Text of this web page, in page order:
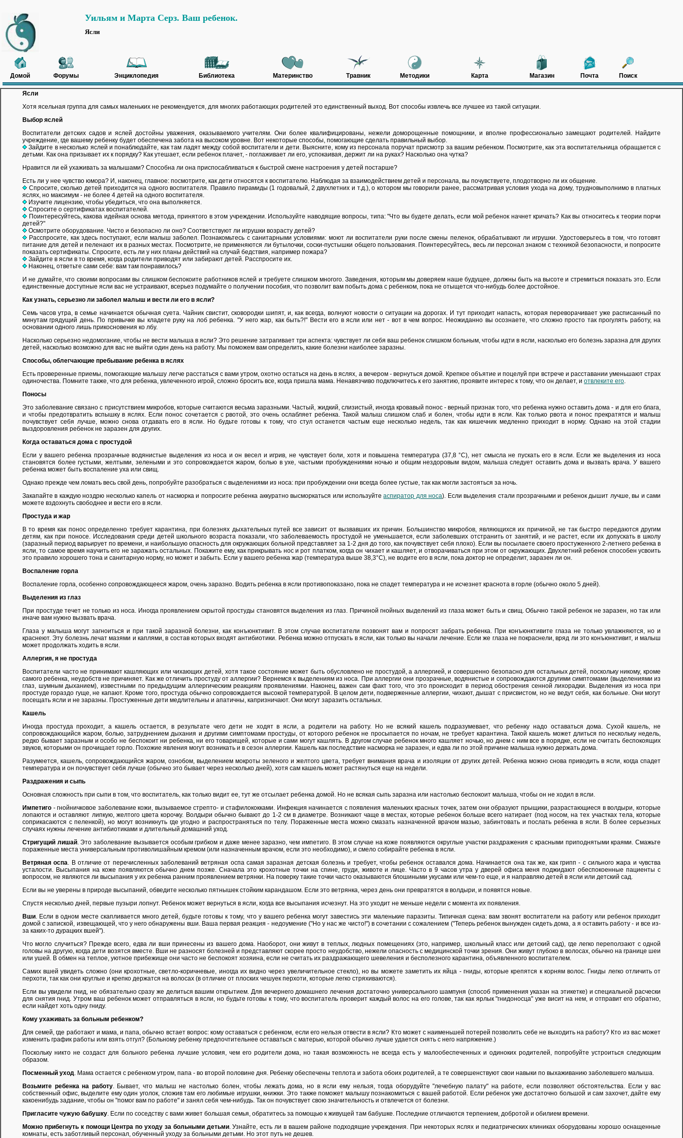
Уильям и Марта Серз. Ваш ребенок.
Ясли
Домой Форумы Энциклопедия Библиотека Материнство Травник Методики Карта Магазин Почта Поиск
Ясли
Хотя ясельная группа для самых маленьких не рекомендуется, для многих работающих родителей это единственный выход. Вот способы извлечь все лучшее из такой ситуации.
Выбор яслей
Воспитатели детских садов и яслей достойны уважения, оказываемого учителям. Они более квалифицированы, нежели доморощенные помощники, и вполне профессионально замещают родителей. Найдите
учреждение, где вашему ребенку будет обеспечена забота на высоком уровне. Вот некоторые способы, помогающие сделать правильный выбор.
Зайдите в несколько яслей и понаблюдайте, как там ладят между собой воспитатели и дети. Выясните, кому из персонала поручат присмотр за вашим ребенком. Посмотрите, как эта воспитательница обращается с
детьми. Как она призывает их к порядку? Как утешает, если ребенок плачет, - поглаживает ли его, успокаивая, держит ли на руках? Насколько она чутка?
Нравится ли ей ухаживать за малышами? Способна ли она приспосабливаться к быстрой смене настроения у детей постарше?
Есть ли у нее чувство юмора? И, наконец, главное: посмотрите, как дети относятся к воспитателю. Наблюдая за взаимодействием детей и персонала, вы почувствуете, плодотворно ли их общение.
Спросите, сколько детей приходится на одного воспитателя. Правило пирамиды (1 годовалый, 2 двухлетних и т.д.), о котором мы говорили ранее, рассматривая условия ухода на дому, трудновыполнимо в платных
яслях, но максимум - не более 4 детей на одного воспитателя.
Изучите лицензию, чтобы убедиться, что она выполняется.
Спросите о сертификатах воспитателей.
Поинтересуйтесь, какова идейная основа метода, принятого в этом учреждении. Используйте наводящие вопросы, типа: "Что вы будете делать, если мой ребенок начнет кричать? Как вы относитесь к теории порчи
детей?"
Осмотрите оборудование. Чисто и безопасно ли оно? Соответствуют ли игрушки возрасту детей?
Расспросите, как здесь поступают, если малыш заболел. Познакомьтесь с санитарными условиями: моют ли воспитатели руки после смены пеленок, обрабатывают ли игрушки. Удостоверьтесь в том, что готовят
питание для детей и пеленают их в разных местах. Посмотрите, не применяются ли бутылочки, соски-пустышки общего пользования. Поинтересуйтесь, весь ли персонал знаком с техникой безопасности, и попросите
показать сертификаты. Спросите, есть ли у них планы действий на случай бедствия, например пожара?
Зайдите в ясли в то время, когда родители приводят или забирают детей. Расспросите их.
Наконец, ответьте сами себе: вам там понравилось?
И не думайте, что своими вопросами вы слишком беспокоите работников яслей и требуете слишком многого. Заведения, которым мы доверяем наше будущее, должны быть на высоте и стремиться показать это. Если
единственные доступные ясли вас не устраивают, всерьез подумайте о получении пособия, что позволит вам побыть дома с ребенком, пока не отыщется что-нибудь более достойное.
Как узнать, серьезно ли заболел малыш и вести ли его в ясли?
Семь часов утра, в семье начинается обычная суета. Чайник свистит, сковородки шипят, и, как всегда, волнуют новости о ситуации на дорогах. И тут приходит напасть, которая переворачивает уже расписанный по
минутам грядущий день. По привычке вы кладете руку на лоб ребенка. "У него жар, как быть?!" Вести его в ясли или нет - вот в чем вопрос. Неожиданно вы осознаете, что сложно просто так прогулять работу, на
основании одного лишь прикосновения ко лбу.
Насколько серьезно недомогание, чтобы не вести малыша в ясли? Это решение затрагивает три аспекта: чувствует ли себя ваш ребенок слишком больным, чтобы идти в ясли, насколько его болезнь заразна для других
детей, насколько возможно для вас не выйти один день на работу. Мы поможем вам определить, какие болезни наиболее заразны.
Способы, облегчающие пребывание ребенка в яслях
Есть проверенные приемы, помогающие малышу легче расстаться с вами утром, охотно остаться на день в яслях, а вечером - вернуться домой. Крепкое объятие и поцелуй при встрече и расставании уменьшают страх
одиночества. Помните также, что для ребенка, увлеченного игрой, сложно бросить все, когда пришла мама. Ненавязчиво подключитесь к его занятию, проявите интерес к тому, что он делает, и отвлеките его.
Поносы
Это заболевание связано с присутствием микробов, которые считаются весьма заразными. Частый, жидкий, слизистый, иногда кровавый понос - верный признак того, что ребенка нужно оставить дома - и для его блага,
и чтобы предотвратить вспышку в яслях. Если понос сочетается с рвотой, это очень ослабляет ребенка. Такой малыш слишком слаб и болен, чтобы идти в ясли. Как только рвота и понос прекратятся и малыш
почувствует себя лучше, можно снова отдавать его в ясли. Но будьте готовы к тому, что стул останется частым еще несколько недель, так как кишечник медленно приходит в норму. Однако на этой стадии
выздоровления ребенок не заразен для других.
Когда оставаться дома с простудой
Если у вашего ребенка прозрачные водянистые выделения из носа и он весел и игрив, не чувствует боли, хотя и повышена температура (37,8 °С), нет смысла не пускать его в ясли. Если же выделения из носа
становятся более густыми, желтыми, зелеными и это сопровождается жаром, болью в ухе, частыми пробуждениями ночью и общим нездоровым видом, малыша следует оставить дома и вызвать врача. У вашего
ребенка может быть воспаление уха или свищ.
Однако прежде чем ломать весь свой день, попробуйте разобраться с выделениями из носа: при пробуждении они всегда более густые, так как могли застояться за ночь.
Закапайте в каждую ноздрю несколько капель от насморка и попросите ребенка аккуратно высморкаться или используйтеаспиратор для носа). Если выделения стали прозрачными и ребенок дышит лучше, вы и сами
можете вздохнуть свободнее и вести его в ясли.
Простуда и жар
В то время как понос определенно требует карантина, при болезнях дыхательных путей все зависит от вызвавших их причин. Большинство микробов, являющихся их причиной, не так быстро передаются другим
детям, как при поносе. Исследования среди детей школьного возраста показали, что заболеваемость простудой не уменьшается, если заболевших отстранить от занятий, и не растет, если их допускать в школу
(заразный период варьирует по времени, и наибольшую опасность для окружающих больной представляет за 1-2 дня до того, как почувствует себя плохо). Если вы посылаете своего простуженного 2-летнего ребенка в
ясли, то самое время научить его не заражать остальных. Покажите ему, как прикрывать нос и рот платком, когда он чихает и кашляет, и отворачиваться при этом от окружающих. Двухлетний ребенок способен усвоить
это правило хорошего тона и санитарную норму, но может и забыть. Если у вашего ребенка жар (температура выше 38,3°С), не водите его в ясли, пока доктор не определит, заразен ли он.
Воспаление горла
Воспаление горла, особенно сопровождающееся жаром, очень заразно. Водить ребенка в ясли противопоказано, пока не спадет температура и не исчезнет краснота в горле (обычно около 5 дней).
Выделения из глаз
При простуде течет не только из носа. Иногда проявлением скрытой простуды становятся выделения из глаз. Причиной гнойных выделений из глаза может быть и свищ. Обычно такой ребенок не заразен, но так или
иначе вам нужно вызвать врача.
Глаза у малыша могут загноиться и при такой заразной болезни, как конъюнктивит. В этом случае воспитатели позвонят вам и попросят забрать ребенка. При конъюнктивите глаза не только увлажняются, но и
краснеют. Эту болезнь лечат мазями и каплями, в состав которых входят антибиотики. Ребенка можно отпускать в ясли, как только вы начали лечение. Если же глаза не покраснели, вряд ли это конъюнктивит, и малыш
может продолжать ходить в ясли.
Аллергия, я не простуда
Воспитатели часто не принимают кашляющих или чихающих детей, хотя такое состояние может быть обусловлено не простудой, а аллергией, и совершенно безопасно для остальных детей, поскольку никому, кроме
самого ребенка, неудобств не причиняет. Как же отличить простуду от аллергии? Вернемся к выделениям из носа. При аллергии они прозрачные, водянистые и сопровождаются другими симптомами (выделениями из
глаз, шумным дыханием), известными по предыдущим аллергическим реакциям проявлениями. Наконец, важен сам факт того, что это происходит в период обострения сенной лихорадки. Выделения из носа при
простуде гораздо гуще, не капают. Кроме того, простуда обычно сопровождается высокой температурой. В целом дети, подверженные аллергии, чихают, дышат с присвистом, но не ведут себя, как больные. Они могут
посещать ясли и не заразны. Простуженные дети медлительны и апатичны, капризничают. Они могут заразить остальных.
Кашель
Иногда простуда проходит, а кашель остается, в результате чего дети не ходят в ясли, а родители на работу. Но не всякий кашель подразумевает, что ребенку надо оставаться дома. Сухой кашель, не
сопровождающийся жаром, болью, затруднением дыхания и другими симптомами простуды, от которого ребенок не просыпается по ночам, не требует карантина. Такой кашель может длиться по нескольку недель,
редко бывает заразным и особо не беспокоит ни ребенка, ни его товарищей, которые и сами могут кашлять. В другом случае ребенок много кашляет ночью, но днем с ним все в порядке, если не считать беспокоящих
звуков, которыми он прочищает горло. Похожие явления могут возникать и в сезон аллергии. Кашель как последствие насморка не заразен, и едва ли по этой причине малыша нужно держать дома.
Разумеется, кашель, сопровождающийся жаром, ознобом, выделением мокроты зеленого и желтого цвета, требует внимания врача и изоляции от других детей. Ребенка можно снова приводить в ясли, когда спадет
температура и он почувствует себя лучше (обычно это бывает через несколько дней), хотя сам кашель может растянуться еще на недели.
Раздражения и сыпь
Основная сложность при сыпи в том, что воспитатель, как только видит ее, тут же отсылает ребенка домой. Но не всякая сыпь заразна или настолько беспокоит малыша, чтобы он не ходил в ясли.
Импетиго - гнойничковое заболевание кожи, вызываемое стрепто- и стафилококками. Инфекция начинается с появления маленьких красных точек, затем они образуют прыщики, разрастающиеся в волдыри, которые
лопаются и оставляют липкую, желтого цвета корочку. Волдыри обычно бывают до 1-2 см в диаметре. Возникают чаще в местах, которые ребенок больше всего натирает (под носом, на тех участках тела, которые
соприкасаются с пеленкой), но могут возникнуть где угодно и распространяться по телу. Пораженные места можно смазать назначенной врачом мазью, забинтовать и послать ребенка в ясли. В более серьезных
случаях нужны лечение антибиотиками и длительный домашний уход.
Стригущий лишай. Это заболевание вызывается особым грибком и даже менее заразно, чем импетиго. В этом случае на коже появляются округлые участки раздражения с красными приподнятыми краями. Смажьте
пораженные места универсальным противолишайным кремом (или назначенным врачом, если это необходимо), и смело собирайте ребенка в ясли.
Ветряная оспа. В отличие от перечисленных заболеваний ветряная оспа самая заразная детская болезнь и требует, чтобы ребенок оставался дома. Начинается она так же, как грипп - с сильного жара и чувства
усталости. Высыпания на коже появляются обычно днем позже. Сначала это крохотные точки на спине, груди, животе и лице. Часто в 9 часов утра у дверей офиса меня поджидают обеспокоенные пациенты с
вопросом, не являются ли высыпания у их ребенка ранним проявлением ветрянки. На поверку такие точки часто оказываются блошиными укусами или чем-то еще, и я направляю детей в ясли или детский сад.
Если вы не уверены в природе высыпаний, обведите несколько пятнышек стойким карандашом. Если это ветрянка, через день они превратятся в волдыри, и появятся новые.
Спустя несколько дней, первые пузыри лопнут. Ребенок может вернуться в ясли, когда все высыпания исчезнут. На это уходит не меньше недели с момента их появления.
Вши. Если в одном месте скапливается много детей, будьте готовы к тому, что у вашего ребенка могут завестись эти маленькие паразиты. Типичная сцена: вам звонят воспитатели на работу или ребенок приходит
домой с запиской, извещающей, что у него обнаружены вши. Ваша первая реакция - недоумение ("Но у нас же чисто!") в сочетании с сожалением ("Теперь ребенок вынужден сидеть дома, а я оставить работу - и все из-
за каких-то дурацких вшей").
Что могло случиться? Прежде всего, едва ли вши принесены из вашего дома. Наоборот, они живут в теплых, людных помещениях (это, например, школьный класс или детский сад), где легко переползают с одной
головы на другую, когда дети возятся вместе. Вши не разносят болезней и представляют скорее просто неудобство, нежели опасность с медицинской точки зрения. Они живут глубоко в волосах, обычно на границе шеи
или ушей. В обмен на теплое, уютное прибежище они часто не беспокоят хозяина, если не считать их раздражающего шевеления и бесполезного карантина, объявленного воспитателем.
Самих вшей увидеть сложно (они крохотные, светло-коричневые, иногда их видно через увеличительное стекло), но вы можете заметить их яйца - гниды, которые крепятся к корням волос. Гниды легко отличить от
перхоти, так как они круглые и крепко держатся на волосах (в отличие от плоских чешуек перхоти, которые легко стряхиваются).
Если вы увидели гнид, не обязательно сразу же делиться вашим открытием. Для вечернего домашнего лечения достаточно универсального шампуня (способ применения указан на этикетке) и специальной расчески
для снятия гнид. Утром ваш ребенок может отправляться в ясли, но будьте готовы к тому, что воспитатель проверит каждый волос на его голове, так как ярлык "гнидоносца" уже висит на нем, и отправит его обратно,
если найдет хоть одну гниду.
Кому ухаживать за больным ребенком?
Для семей, где работают и мама, и папа, обычно встает вопрос: кому оставаться с ребенком, если его нельзя отвести в ясли? Кто может с наименьшей потерей позволить себе не выходить на работу? Кто из вас может
изменить график работы или взять отгул? (Больному ребенку предпочтительнее оставаться с матерью, которой обычно лучше удается снять с него напряжение.)
Поскольку никто не создаст для больного ребенка лучшие условия, чем его родители дома, но такая возможность не всегда есть у малообеспеченных и одиноких родителей, попробуйте устроиться следующим
образом.
Посменный уход. Мама остается с ребенком утром, папа - во второй половине дня. Ребенку обеспечены теплота и забота обоих родителей, а те совершенствуют свои навыки по выхаживанию заболевшего малыша.
Возьмите ребенка на работу. Бывает, что малыш не настолько болен, чтобы лежать дома, но в ясли ему нельзя, тогда оборудуйте "лечебную палату" на работе, если позволяют обстоятельства. Если у вас
собственный офис, выделите ему один уголок, сложив там его любимые игрушки, книжки. Это также поможет малышу познакомиться с вашей работой. Если ребенок уже достаточно большой и сам захочет, дайте ему
какоенибудь задание, чтобы он "помог вам по работе" и занял себя чем-нибудь. Так он почувствует свою значительность и отвлечется от болезни.
Пригласите чужую бабушку. Если по соседству с вами живет большая семья, обратитесь за помощью к живущей там бабушке. Последние отличаются терпением, добротой и обилием времени.
Можно прибегнуть к помощи Центра по уходу за больными детьми. Узнайте, есть ли в вашем районе подходящие учреждения. При некоторых яслях и педиатрических клиниках оборудованы хорошо оснащенные
комнаты, есть заботливый персонал, обученный уходу за больными детьми. Но этот путь не дешев.